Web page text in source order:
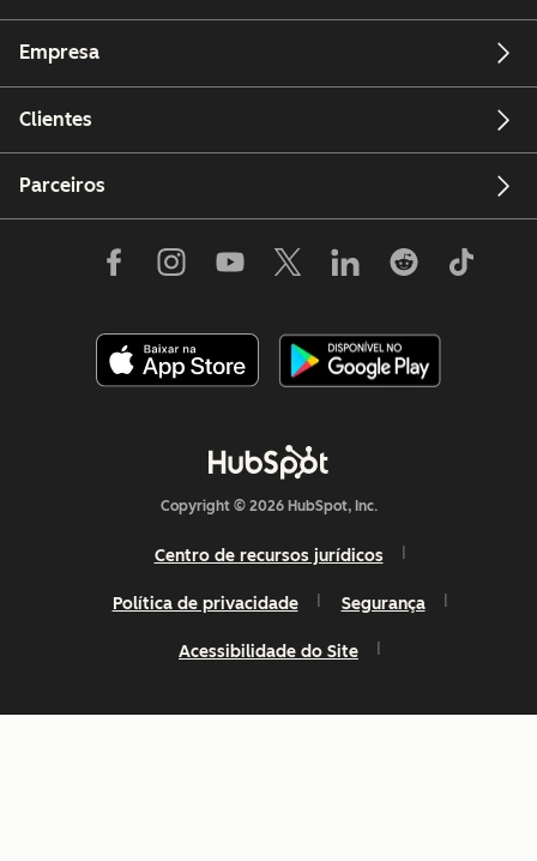
Empresa
Clientes
Parceiros
Copyright © 2026 HubSpot, Inc.
Centro de recursos jurídicos
Política de privacidade Segurança
Acessibilidade do Site